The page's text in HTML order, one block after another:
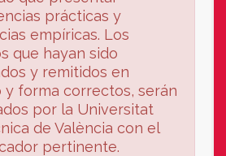
prácticas y
empíricas. Los
que hayan sido
y remitidos en
y forma correctos, serán
por la Universitat
de València con el
pertinente.